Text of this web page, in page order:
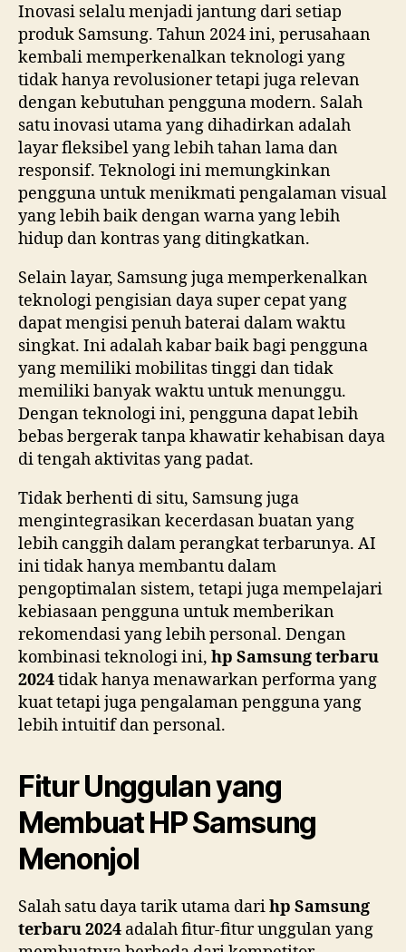
Inovasi selalu menjadi jantung dari setiap
produk Samsung. Tahun 2024 ini, perusahaan
kembali memperkenalkan teknologi yang
tidak hanya revolusioner tetapi juga relevan
dengan kebutuhan pengguna modern. Salah
satu inovasi utama yang dihadirkan adalah
layar fleksibel yang lebih tahan lama dan
responsif. Teknologi ini memungkinkan
pengguna untuk menikmati pengalaman visual
yang lebih baik dengan warna yang lebih
hidup dan kontras yang ditingkatkan.
Selain layar, Samsung juga memperkenalkan
teknologi pengisian daya super cepat yang
dapat mengisi penuh baterai dalam waktu
singkat. Ini adalah kabar baik bagi pengguna
yang memiliki mobilitas tinggi dan tidak
memiliki banyak waktu untuk menunggu.
Dengan teknologi ini, pengguna dapat lebih
bebas bergerak tanpa khawatir kehabisan daya
di tengah aktivitas yang padat.
Tidak berhenti di situ, Samsung juga
mengintegrasikan kecerdasan buatan yang
lebih canggih dalam perangkat terbarunya. AI
ini tidak hanya membantu dalam
pengoptimalan sistem, tetapi juga mempelajari
kebiasaan pengguna untuk memberikan
rekomendasi yang lebih personal. Dengan
kombinasi teknologi ini, hp Samsung terbaru
2024tidak hanya menawarkan performa yang
kuat tetapi juga pengalaman pengguna yang
lebih intuitif dan personal.
Fitur Unggulan yang
Membuat HP Samsung
Menonjol
Salah satu daya tarik utama darihp Samsung
terbaru 2024 adalah fitur-fitur unggulan yang